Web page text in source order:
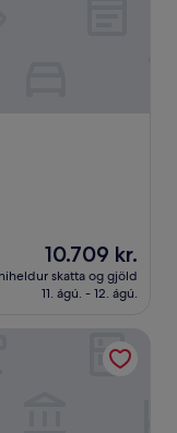
Verðið
er
10.709 kr.
10.709 kr.
skatta og gjöld
11. ágú. - 12. ágú.